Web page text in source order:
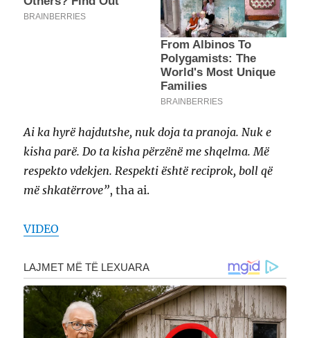
Ai ka hyrë hajdutshe, nuk doja ta pranoja. Nuk e
kisha parë. Do ta kisha përzënë me shqelma. Më
respekto vdekjen. Respekti është reciprok, boll që
më shkatërrove”, tha ai.
VIDEO